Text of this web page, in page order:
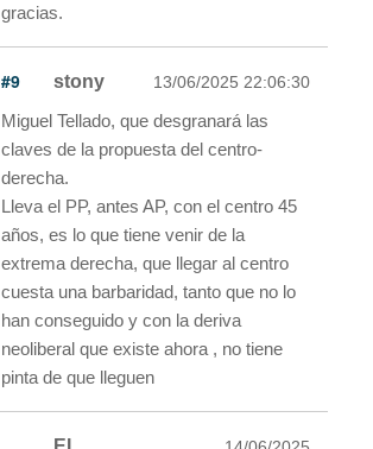
gracias.
#9 stony 13/06/2025 22:06:30
Miguel Tellado, que desgranará las
claves de la propuesta del centro-
derecha.
Lleva el PP, antes AP, con el centro 45
años, es lo que tiene venir de la
extrema derecha, que llegar al centro
cuesta una barbaridad, tanto que no lo
han conseguido y con la deriva
neoliberal que existe ahora , no tiene
pinta de que lleguen